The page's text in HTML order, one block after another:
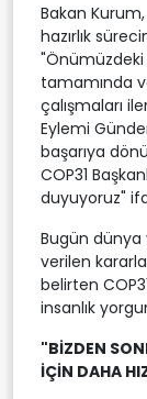
Bakan
hazırlık
tamamında
çalışmaları
Eylemi
başarıya
COP31
duyuyoruz"
Bugün dünya
verilen
belirten
insanlık
"BİZDEN
İÇİN DAHA